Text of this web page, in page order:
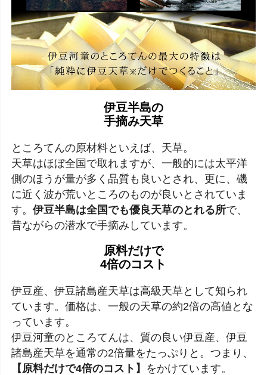
伊豆半島の
手摘み天草
ところてんの原材料といえば、天草。
天草はほぼ全国で取れますが、一般的には太平洋
側のほうが量が多く品質も良いとされ、更に、磯
に近く波が荒いところのものが良いとされていま
す。 伊豆半島は全国でも優良天草のとれる所で、
昔ながらの潜水で手摘みしています。
原料だけで
4倍のコスト
伊豆産、伊豆諸島産天草は高級天草として知られ
ています。価格は、一般の天草の約2倍の高値とな
っています。
伊豆河童のところてんは、質の良い伊豆産、伊豆
諸島産天草を通常の2倍量をたっぷりと。つまり、
【原料だけで4倍のコスト】
をかけています。